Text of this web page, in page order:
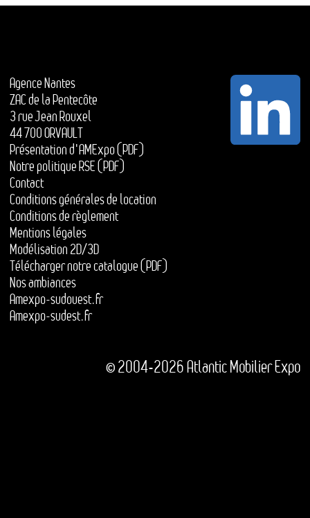
Agence Nantes
ZAC de la Pentecôte
3 rue Jean Rouxel
44 700 ORVAULT
Présentation d'AMExpo (PDF)
Notre politique RSE (PDF)
Contact
Conditions générales de location
Conditions de règlement
Mentions légales
Modélisation 2D/3D
Télécharger notre catalogue (PDF)
Nos ambiances
Amexpo-sudouest.fr
Amexpo-sudest.fr
© 2004-2026 Atlantic Mobilier Expo